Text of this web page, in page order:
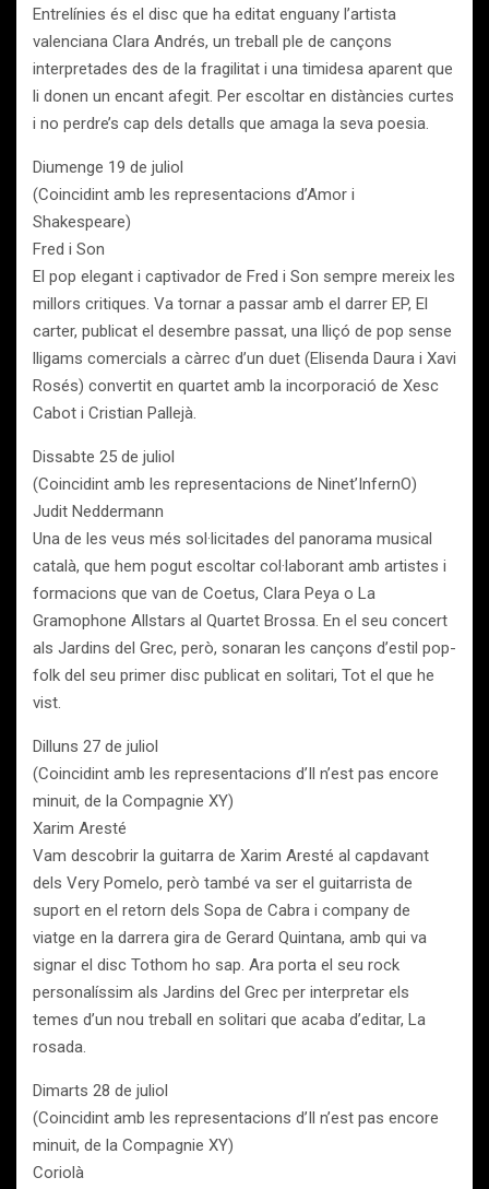
Entrelínies és el disc que ha editat enguany l’artista
valenciana Clara Andrés, un treball ple de cançons
interpretades des de la fragilitat i una timidesa aparent que
li donen un encant afegit. Per escoltar en distàncies curtes
i no perdre’s cap dels detalls que amaga la seva poesia.
Diumenge 19 de juliol
(Coincidint amb les representacions d’Amor i
Shakespeare)
Fred i Son
El pop elegant i captivador de Fred i Son sempre mereix les
millors critiques. Va tornar a passar amb el darrer EP, El
carter, publicat el desembre passat, una lliçó de pop sense
lligams comercials a càrrec d’un duet (Elisenda Daura i Xavi
Rosés) convertit en quartet amb la incorporació de Xesc
Cabot i Cristian Pallejà.
Dissabte 25 de juliol
(Coincidint amb les representacions de Ninet’InfernO)
Judit Neddermann
Una de les veus més sol·licitades del panorama musical
català, que hem pogut escoltar col·laborant amb artistes i
formacions que van de Coetus, Clara Peya o La
Gramophone Allstars al Quartet Brossa. En el seu concert
als Jardins del Grec, però, sonaran les cançons d’estil pop-
folk del seu primer disc publicat en solitari, Tot el que he
vist.
Dilluns 27 de juliol
(Coincidint amb les representacions d’Il n’est pas encore
minuit, de la Compagnie XY)
Xarim Aresté
Vam descobrir la guitarra de Xarim Aresté al capdavant
dels Very Pomelo, però també va ser el guitarrista de
suport en el retorn dels Sopa de Cabra i company de
viatge en la darrera gira de Gerard Quintana, amb qui va
signar el disc Tothom ho sap. Ara porta el seu rock
personalíssim als Jardins del Grec per interpretar els
temes d’un nou treball en solitari que acaba d’editar, La
rosada.
Dimarts 28 de juliol
(Coincidint amb les representacions d’Il n’est pas encore
minuit, de la Compagnie XY)
Coriolà